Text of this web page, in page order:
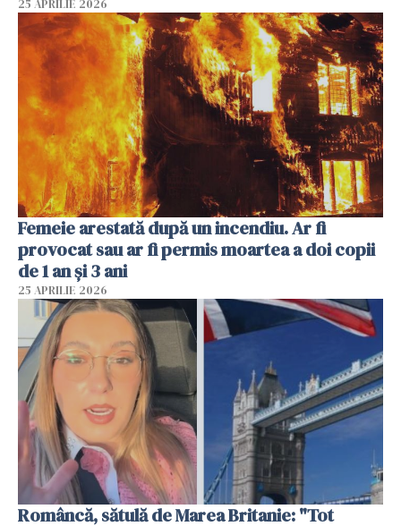
25 APRILIE 2026
Femeie arestată după un incendiu. Ar fi
provocat sau ar fi permis moartea a doi copii
de 1 an și 3 ani
25 APRILIE 2026
Româncă, sătulă de Marea Britanie: "Tot